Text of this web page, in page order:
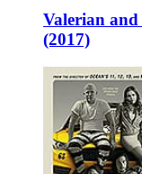
Valerian
(2017)